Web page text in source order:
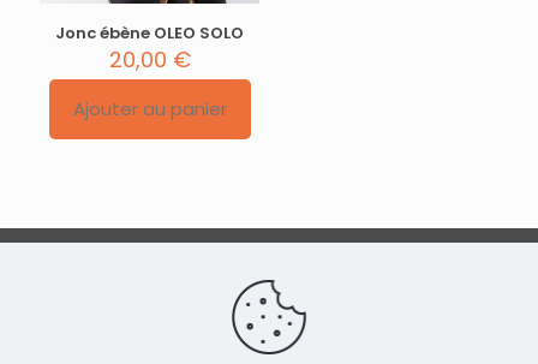
Jonc ébène OLEO SOLO
20,00 €
Ajouter au panier
Conditions générales de vente
confidentialité|Contact